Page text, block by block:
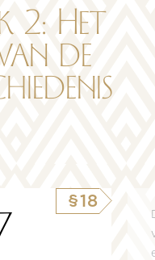
2: Het
de
§18